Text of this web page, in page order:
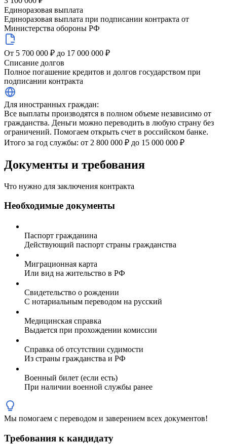
Единоразовая выплата
Единоразовая выплата при подписании контракта от
Министерства обороны РФ
От 5 700 000 ₽ до 17 000 000 ₽
Списание долгов
Полное погашение кредитов и долгов государством при
подписании контракта
Для иностранных граждан:
Все выплаты производятся в полном объеме независимо от
гражданства. Деньги можно переводить в любую страну без
ограничений. Помогаем открыть счет в российском банке.
Итого за год службы: от 2 800 000 ₽ до 15 000 000 ₽
Документы и требования
Что нужно для заключения контракта
Необходимые документы
Паспорт гражданина
Действующий паспорт страны гражданства
Миграционная карта
Или вид на жительство в РФ
Свидетельство о рождении
С нотариальным переводом на русский
Медицинская справка
Выдается при прохождении комиссии
Справка об отсутствии судимости
Из страны гражданства и РФ
Военный билет (если есть)
При наличии военной службы ранее
Мы помогаем с переводом и заверением всех документов!
Требования к кандидату